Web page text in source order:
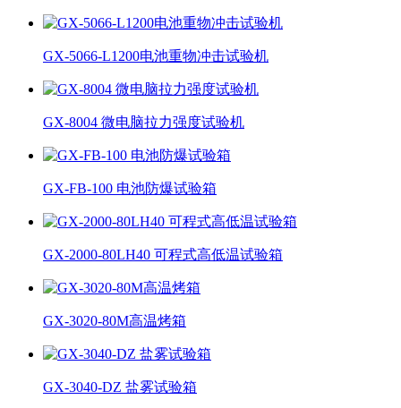
GX-5066-L1200电池重物冲击试验机
GX-8004 微电脑拉力强度试验机
GX-FB-100 电池防爆试验箱
GX-2000-80LH40 可程式高低温试验箱
GX-3020-80M高温烤箱
GX-3040-DZ 盐雾试验箱